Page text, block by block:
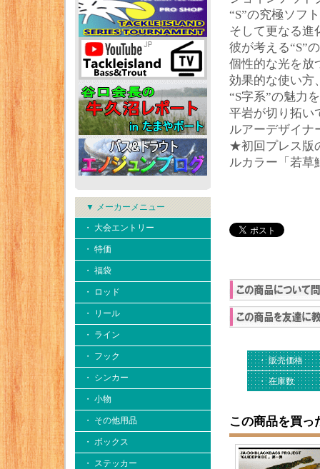
▼ メーカーメニュー
・ 大会エントリー
・ 特価
・ 福袋
・ ロッド
・ リール
・ ライン
・ フック
・ シンカー
・ 小物
・ その他用品
・ ボックス
・ ステッカー
“S”の究極ソフ
そして更なる進
彼が考える“S”
個性的な光を放
効果的な使い
“S字系”の魅力
平岩が切り拓い
ルアーデザイナ
★初回プレス版
ルカラー「若草
・ 販売価格
・ 在庫数
この商品を買っ